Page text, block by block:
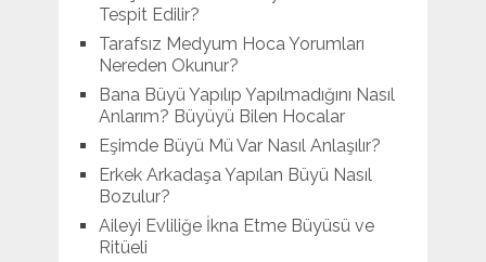
Tespit Edilir?
Tarafsız Medyum Hoca Yorumları
Nereden Okunur?
Bana Büyü Yapılıp Yapılmadığını Nasıl
Anlarım? Büyüyü Bilen Hocalar
Eşimde Büyü Mü Var Nasıl Anlaşılır?
Erkek Arkadaşa Yapılan Büyü Nasıl
Bozulur?
Aileyi Evliliğe İkna Etme Büyüsü ve
Ritüeli